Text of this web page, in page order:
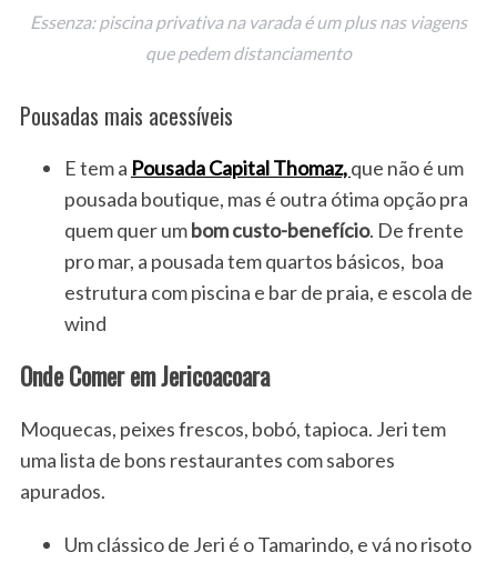
Essenza: piscina privativa na varada é um plus nas viagens
que pedem distanciamento
Pousadas mais acessíveis
E tem a Pousada Capital Thomaz,que não é um
pousada boutique, mas é outra ótima opção pra
quem quer umbom custo-benefício. De frente
pro mar, a pousada tem quartos básicos, boa
estrutura com piscina e bar de praia, e escola de
wind
Onde Comer em Jericoacoara
Moquecas, peixes frescos, bobó, tapioca. Jeri tem
uma lista de bons restaurantes com sabores
apurados.
Um clássico de Jeri é o Tamarindo, e vá no risoto